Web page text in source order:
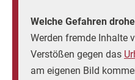
Welche Gefahren
Werden fremde Inhalte
Verstößen gegen das
am eigenen Bild